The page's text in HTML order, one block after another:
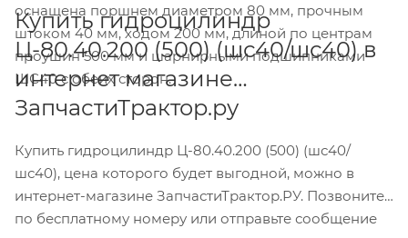
оснащена поршнем диаметром 80 мм, прочным
штоком 40 мм, ходом 200 мм, длиной по центрам
проушин 500 мм и шарнирными подшипниками
ШС40 с обеих сторон.
Купить гидроцилиндр
Ц-80.40.200 (500) (шс40/шс40) в
интернет магазине
ЗапчастиТрактор.ру
Купить гидроцилиндр Ц-80.40.200 (500) (шс40/
шс40), цена которого будет выгодной, можно в
интернет-магазине ЗапчастиТрактор.РУ. Позвоните
по бесплатному номеру или отправьте сообщение